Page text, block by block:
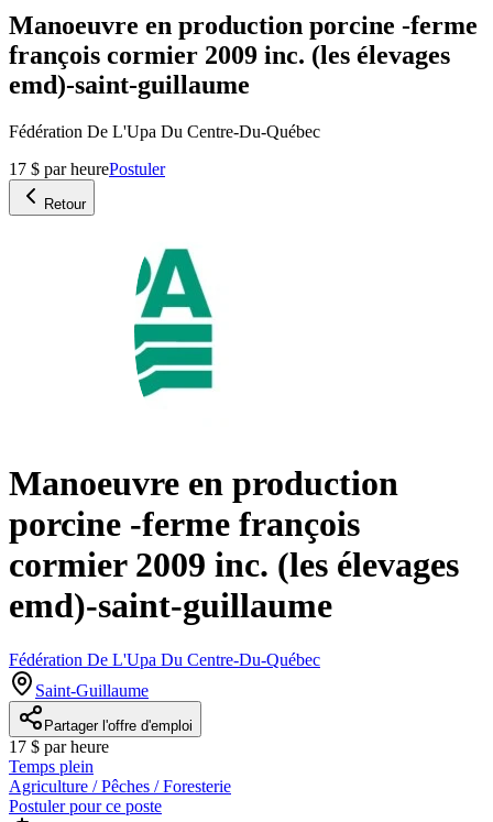
Manoeuvre en production porcine -ferme
françois cormier 2009 inc. (les élevages
emd)-saint-guillaume
Fédération De L'Upa Du Centre-Du-Québec
17 $ par heurePostuler
Retour
Manoeuvre en production
porcine -ferme françois
cormier 2009 inc. (les élevages
emd)-saint-guillaume
Fédération De L'Upa Du Centre-Du-Québec
Saint-Guillaume
Partager l'offre d'emploi
17 $ par heure
Temps plein
Agriculture / Pêches / Foresterie
Postuler pour ce poste